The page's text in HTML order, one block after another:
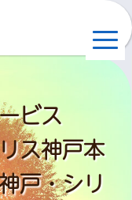
ビス
ス神戸本
戸・シリ